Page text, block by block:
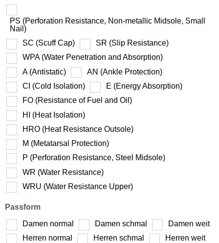
PS (Perforation Resistance, Non-metallic Midsole, Small
Nail)
SC (Scuff Cap)
SR (Slip Resistance)
WPA (Water Penetration and Absorption)
A (Antistatic)
AN (Ankle Protection)
CI (Cold Isolation)
E (Energy Absorption)
FO (Resistance of Fuel and Oil)
HI (Heat Isolation)
HRO (Heat Resistance Outsole)
M (Metatarsal Protection)
P (Perforation Resistance, Steel Midsole)
WR (Water Resistance)
WRU (Water Resistance Upper)
Passform
Damen normal
Damen schmal
Damen weit
Herren normal
Herren schmal Herren weit